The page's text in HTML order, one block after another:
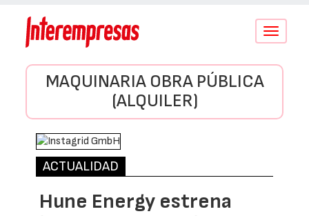
Conmutar
MAQUINARIA OBRA PÚBLICA
(ALQUILER)
ACTUALIDAD
Hune Energy estrena